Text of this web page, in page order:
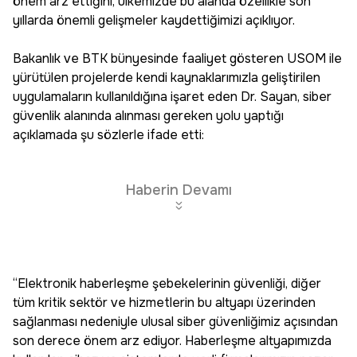
yıllarda önemli gelişmeler kaydettiğimizi açıklıyor.
Bakanlık ve BTK bünyesinde faaliyet gösteren USOM ile
yürütülen projelerde kendi kaynaklarımızla geliştirilen
uygulamaların kullanıldığına işaret eden Dr. Sayan, siber
güvenlik alanında alınması gereken yolu yaptığı
açıklamada şu sözlerle ifade etti:
Haberin Devamı
“Elektronik haberleşme şebekelerinin güvenliği, diğer
tüm kritik sektör ve hizmetlerin bu altyapı üzerinden
sağlanması nedeniyle ulusal siber güvenliğimiz açısından
son derece önem arz ediyor. Haberleşme altyapımızda